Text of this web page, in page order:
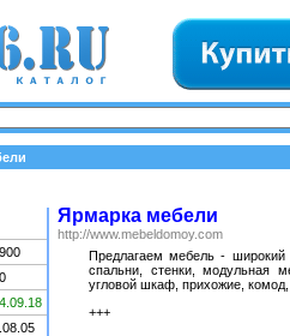
Ярмарка мебели
http://www.mebeldomoy.com
Предлагаем мебель - широкий
спальни, стенки, модульная
угловой шкаф, прихожие,
+++